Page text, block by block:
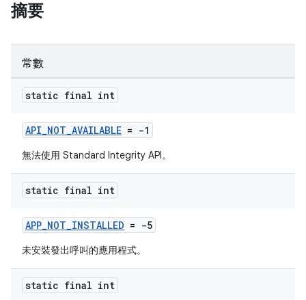
摘要
常數
static final int
API_NOT_AVAILABLE = -1
無法使用 Standard Integrity API。
static final int
APP_NOT_INSTALLED = -5
未安裝發出呼叫的應用程式。
static final int